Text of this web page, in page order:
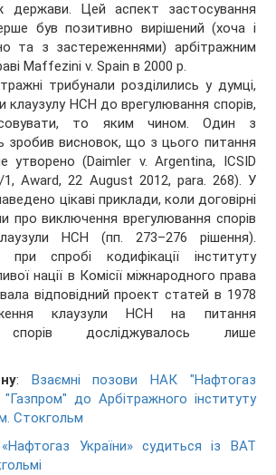
держави. Цей аспект застосування
був позитивно вирішений (хоча і
та з застереженнями) арбітражним
Maffezini v. Spain в 2000 р.
трибунали розділились у думці,
клаузулу НСН до врегулювання спорів,
то яким чином. Один з
зробив висновок, що з цього питання
(Daimler v. Argentina, ICSID
1, Award, 22 August 2012, para. 268). У
цікаві приклади, коли договірні
про виключення врегулювання спорів
НСН (пп. 273–276 рішення).
спробі кодифікації інституту
нації в Комісії міжнародного права
відповідний проект статей в 1978
клаузули НСН на питання
спорів досліджувалось лише
: Взаємні позови НАК "Нафтогаз
до Арбітражного інституту
Стокгольм
України» судиться із ВАТ